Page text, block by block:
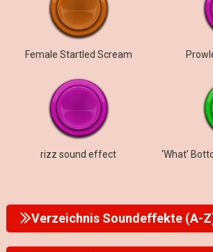
Female Startled Scream
rizz sound effect
Verzeichnis Soundeffekte (A-